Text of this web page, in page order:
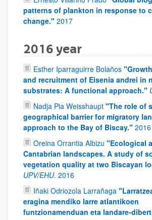
patterns of plankton in response to
change." 2017
2016 year
Esther Iparraguirre Bolaños
and recruitment of Eisenia andrei in
substrates: A functional approach."
Nadja Pia Weisshaupt "The role of
geographical barrier for migratory
approach to the Bay of Biscay." 2016
Oreina Orrantia Albizu "Ecological
Cantabrian landscapes. A study of
vegetation quality at two Biscayan
UPV/EHU. 2016
Iñaki Odriozola Larrañaga
eragina mendiko larre atlantikoen
funtzionamenduan eta landare-